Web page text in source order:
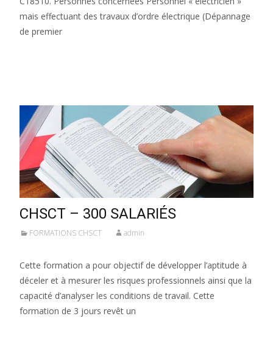
mais effectuant des travaux d’ordre électrique (Dépannage
de premier
CHSCT – 300 SALARIÉS
FORMATIONS CHSCT admin
Cette formation a pour objectif de développer l’aptitude à
déceler et à mesurer les risques professionnels ainsi que la
capacité d’analyser les conditions de travail. Cette
formation de 3 jours revêt un